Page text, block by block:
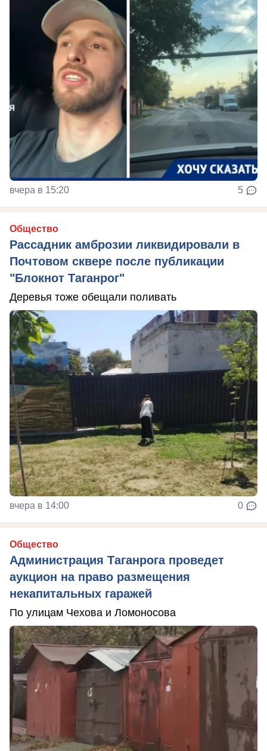
вчера в 15:20 5
Общество
Рассадник амброзии ликвидировали в
Почтовом сквере после публикации
"Блокнот Таганрог"
Деревья тоже обещали поливать
вчера в 14:00 0
Общество
Администрация Таганрога проведет
аукцион на право размещения
некапитальных гаражей
По улицам Чехова и Ломоносова